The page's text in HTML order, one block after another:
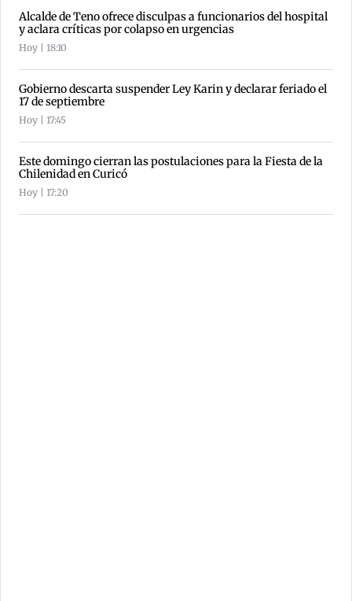
Alcalde de Teno ofrece disculpas a funcionarios del hospital
y aclara críticas por colapso en urgencias
Hoy | 18:10
Gobierno descarta suspender Ley Karin y declarar feriado el
17 de septiembre
Hoy | 17:45
Este domingo cierran las postulaciones para la Fiesta de la
Chilenidad en Curicó
Hoy | 17:20